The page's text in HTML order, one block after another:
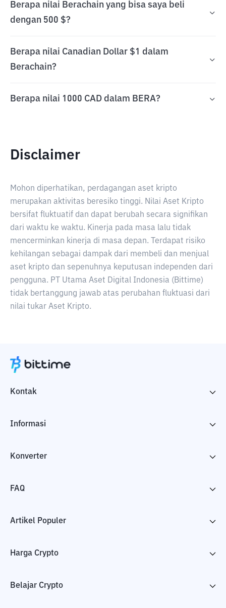
Berapa nilai Berachain yang bisa saya beli
dengan 500 $?
Berapa nilai Canadian Dollar $1 dalam
Berachain?
Berapa nilai 1000 CAD dalam BERA?
Disclaimer
Mohon diperhatikan, perdagangan aset kripto
merupakan aktivitas beresiko tinggi. Nilai Aset Kripto
bersifat fluktuatif dan dapat berubah secara signifikan
dari waktu ke waktu. Kinerja pada masa lalu tidak
mencerminkan kinerja di masa depan. Terdapat risiko
kehilangan sebagai dampak dari membeli dan menjual
aset kripto dan sepenuhnya keputusan independen dari
pengguna. PT Utama Aset Digital Indonesia (Bittime)
tidak bertanggung jawab atas perubahan fluktuasi dari
nilai tukar Aset Kripto.
Kontak
Informasi
Konverter
FAQ
Artikel Populer
Harga Crypto
Belajar Crypto